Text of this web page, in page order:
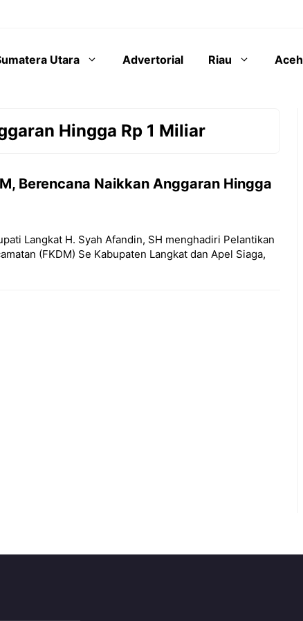
Utara Advertorial Riau Aceh
Hingga Rp 1 Miliar
Berencana Naikkan Anggaran Hingga
Langkat H. Syah Afandin, SH menghadiri Pelantikan
(FKDM) Se Kabupaten Langkat dan Apel Siaga,